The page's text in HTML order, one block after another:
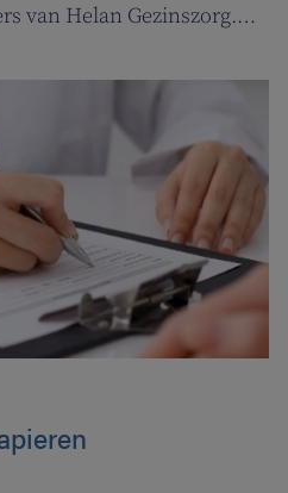
van Helan Gezinszorg.
eigen verzorgenden de
zodat ze nog beter voor